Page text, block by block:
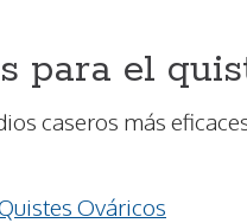
para el
caseros más
Ováricos